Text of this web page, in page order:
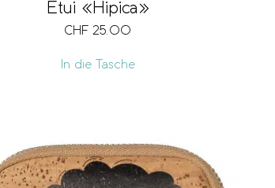
Etui «Hipica»
CHF 25.00
In die Tasche